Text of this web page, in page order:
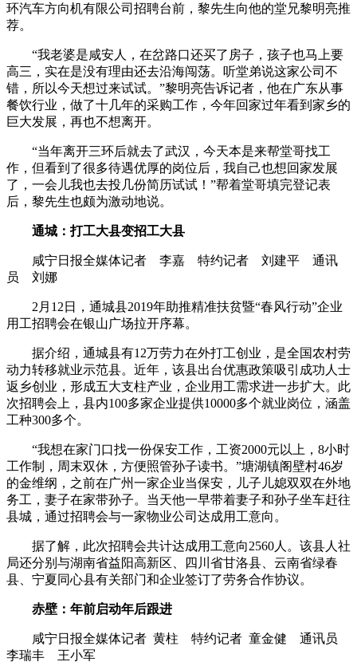
环汽车方向机有限公司招聘台前，黎先生向他的堂兄黎明亮推
荐。
“我老婆是咸安人，在岔路口还买了房子，孩子也马上要
高三，实在是没有理由还去沿海闯荡。听堂弟说这家公司不
错，所以今天想过来试试。”黎明亮告诉记者，他在广东从事
餐饮行业，做了十几年的采购工作，今年回家过年看到家乡的
巨大发展，再也不想离开。
“当年离开三环后就去了武汉，今天本是来帮堂哥找工
作，但看到了很多待遇优厚的岗位后，我自己也想回家发展
了，一会儿我也去投几份简历试试！”帮着堂哥填完登记表
后，黎先生也颇为激动地说。
通城：打工大县变招工大县
咸宁日报全媒体记者 李嘉 特约记者 刘建平 通讯
员 刘娜
2月12日，通城县2019年助推精准扶贫暨“春风行动”企业
用工招聘会在银山广场拉开序幕。
据介绍，通城县有12万劳力在外打工创业，是全国农村劳
动力转移就业示范县。近年，该县出台优惠政策吸引成功人士
返乡创业，形成五大支柱产业，企业用工需求进一步扩大。此
次招聘会上，县内100多家企业提供10000多个就业岗位，涵盖
工种300多个。
“我想在家门口找一份保安工作，工资2000元以上，8小时
工作制，周末双休，方便照管孙子读书。”塘湖镇阁壁村46岁
的金维纲，之前在广州一家企业当保安，儿子儿媳双双在外地
务工，妻子在家带孙子。当天他一早带着妻子和孙子坐车赶往
县城，通过招聘会与一家物业公司达成用工意向。
据了解，此次招聘会共计达成用工意向2560人。该县人社
局还分别与湖南省益阳高新区、四川省甘洛县、云南省绿春
县、宁夏同心县有关部门和企业签订了劳务合作协议。
赤壁：年前启动年后跟进
咸宁日报全媒体记者 黄柱 特约记者 童金健 通讯员
李瑞丰 王小军